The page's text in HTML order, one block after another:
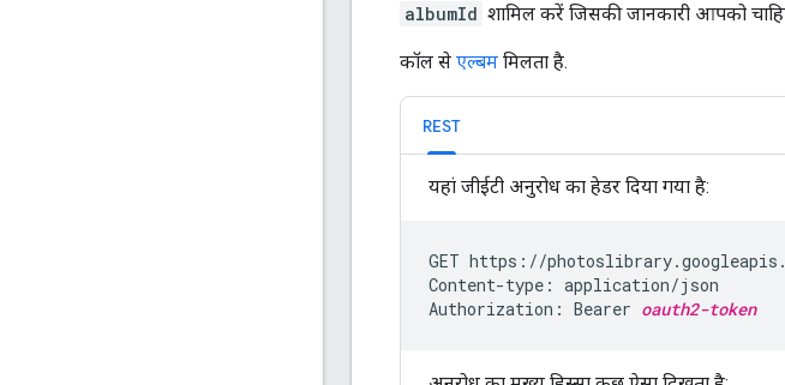
albumId शामिल करें जिसकी जानकारी आपको
कॉल से एल्बम मिलता है.
REST
यहां जीईटी अनुरोध का हेडर दिया गया है:
GET https://
Content-type: application/json
Authorization: Bearer oauth2-token